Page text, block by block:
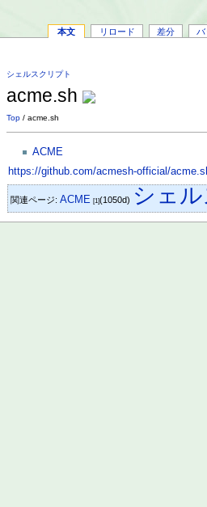
本文 リロード 差分 バ
シェルスクリプト
acme.sh
Top / acme.sh
ACME
https://github.com/acmesh-official/
関連ページ:ACME [1](1050d) シェ